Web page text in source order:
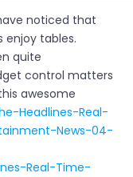
noticed that
enjoy tables.
quite
control matters
awesome
Headlines-Real-
News-04-
Real-Time-